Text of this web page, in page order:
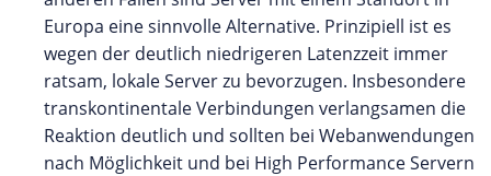
Europa eine sinnvolle Alternative. Prinzipiell ist es
wegen der deutlich niedrigeren Latenzzeit immer
ratsam, lokale Server zu bevorzugen. Insbesondere
transkontinentale Verbindungen verlangsamen die
Reaktion deutlich und sollten bei Webanwendungen
nach Möglichkeit und bei High Performance Servern